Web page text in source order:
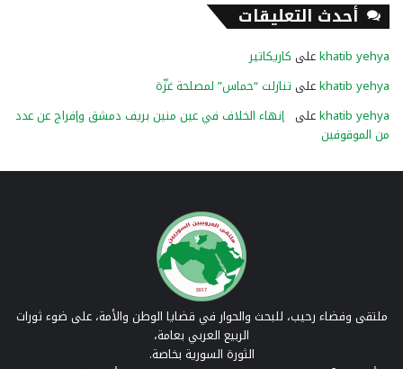
أحدث التعليقات
khatib yehyaعلى كاريكاتير
khatib yehyaعلى تنازلت “حماس” لمصلحة غزّة
khatib yehyaعلى إنهاء الخلاف في عين منين بريف دمشق وإفراج عن عدد
من الموقوفين
ملتقى وفضاء رحيب، للبحث والحوار في قضايا الوطن والأمة، على ضوء ثورات
الربيع العربي بعامة،
الثورة السورية بخاصة.